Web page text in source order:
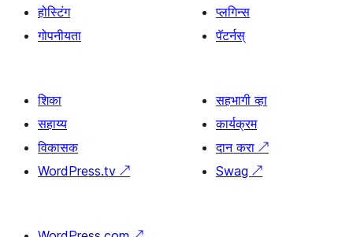
होस्टिंग
गोपनीयता
प्लगिन्स
पॅटर्नस्
शिका
सहाय्य
विकासक
WordPress.tv ↗
सहभागी व्हा
कार्यक्रम
दान करा ↗
Swag ↗